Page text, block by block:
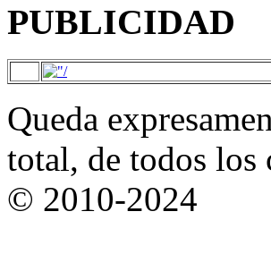
PUBLICIDAD
Queda
total, de todos
© 2010-2024